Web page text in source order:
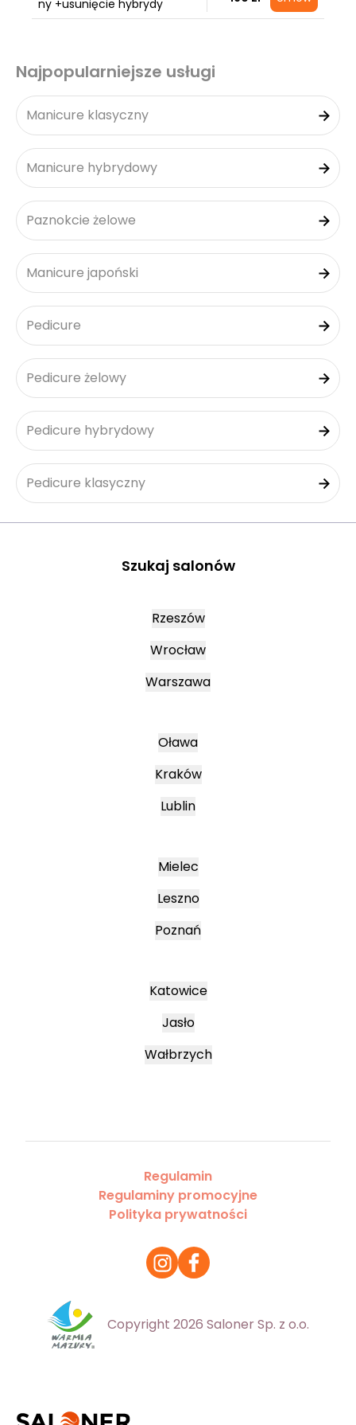
ny +usunięcie hybrydy
Najpopularniejsze usługi
Manicure klasyczny
Manicure hybrydowy
Paznokcie żelowe
Manicure japoński
Pedicure
Pedicure żelowy
Pedicure hybrydowy
Pedicure klasyczny
Szukaj salonów
Rzeszów
Wrocław
Warszawa
Oława
Kraków
Lublin
Mielec
Leszno
Poznań
Katowice
Jasło
Wałbrzych
Regulamin
Regulaminy promocyjne
Polityka prywatności
Copyright 2026 Saloner Sp. z o.o.